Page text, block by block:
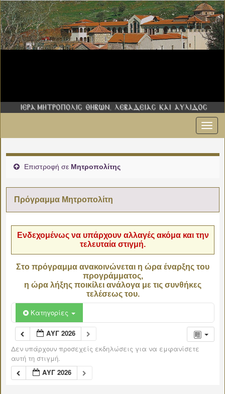
Επιστροφή σε Μητροπολίτης
Πρόγραμμα Μητροπολίτη
Ενδεχομένως να υπάρχουν αλλαγές ακόμα και την
τελευταία στιγμή.
Στο πρόγραμμα ανακοινώνεται η ώρα έναρξης του
προγράμματος,
η ώρα λήξης ποικίλει ανάλογα με τις συνθήκες
τελέσεως του.
Κατηγορίες
ΑΥΓ 2026
Δεν υπάρχουν προσεχείς εκδηλώσεις για να εμφανίσετε
αυτή τη στιγμή.
ΑΥΓ 2026